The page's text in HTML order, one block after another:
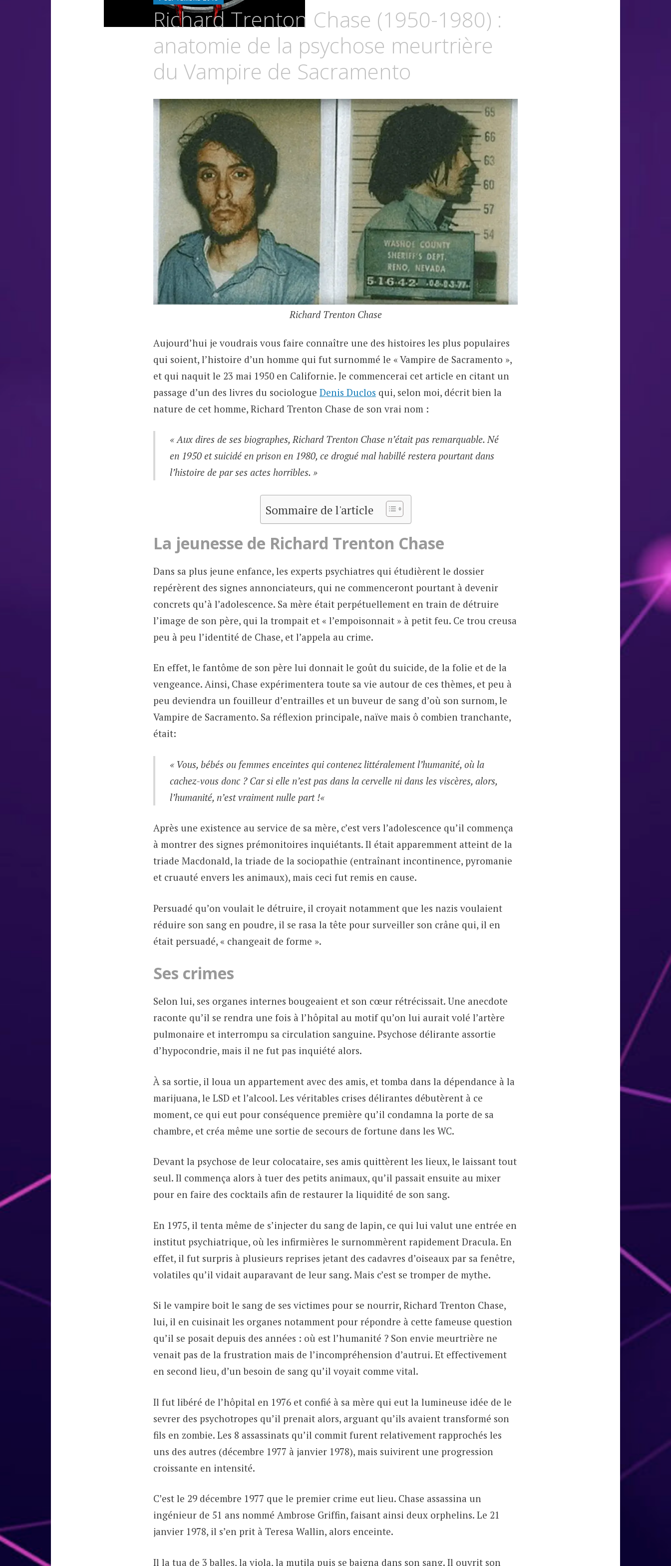
LUZ
OSCURIA
Richard Trenton Chase (1950-1980) :
anatomie de la psychose meurtrière
du Vampire de Sacramento
Richard Trenton Chase
Aujourd’hui je voudrais vous faire connaître une des histoires les plus populaires
qui soient, l’histoire d’un homme qui fut surnommé le « Vampire de Sacramento »,
et qui naquit le 23 mai 1950 en Californie. Je commencerai cet article en citant un
passage d’un des livres du sociologue Denis Duclos qui, selon moi, décrit bien la
nature de cet homme, Richard Trenton Chase de son vrai nom :
« Aux dires de ses biographes, Richard Trenton Chase n’était pas remarquable. Né
en 1950 et suicidé en prison en 1980, ce drogué mal habillé restera pourtant dans
l’histoire de par ses actes horribles. »
Sommaire de l'article
La jeunesse de Richard Trenton Chase
Dans sa plus jeune enfance, les experts psychiatres qui étudièrent le dossier
repérèrent des signes annonciateurs, qui ne commenceront pourtant à devenir
concrets qu’à l’adolescence. Sa mère était perpétuellement en train de détruire
l’image de son père, qui la trompait et « l’empoisonnait » à petit feu. Ce trou creusa
peu à peu l’identité de Chase, et l’appela au crime.
En effet, le fantôme de son père lui donnait le goût du suicide, de la folie et de la
vengeance. Ainsi, Chase expérimentera toute sa vie autour de ces thèmes, et peu à
peu deviendra un fouilleur d’entrailles et un buveur de sang d’où son surnom, le
Vampire de Sacramento. Sa réflexion principale, naïve mais ô combien tranchante,
était:
« Vous, bébés ou femmes enceintes qui contenez littéralement l’humanité, où la
cachez-vous donc ? Car si elle n’est pas dans la cervelle ni dans les viscères, alors,
l’humanité, n’est vraiment nulle part !«
Après une existence au service de sa mère, c’est vers l’adolescence qu’il commença
à montrer des signes prémonitoires inquiétants. Il était apparemment atteint de la
triade Macdonald, la triade de la sociopathie (entraînant incontinence, pyromanie
et cruauté envers les animaux), mais ceci fut remis en cause.
Persuadé qu’on voulait le détruire, il croyait notamment que les nazis voulaient
réduire son sang en poudre, il se rasa la tête pour surveiller son crâne qui, il en
était persuadé, « changeait de forme ».
Ses crimes
Selon lui, ses organes internes bougeaient et son cœur rétrécissait. Une anecdote
raconte qu’il se rendra une fois à l’hôpital au motif qu’on lui aurait volé l’artère
pulmonaire et interrompu sa circulation sanguine. Psychose délirante assortie
d’hypocondrie, mais il ne fut pas inquiété alors.
À sa sortie, il loua un appartement avec des amis, et tomba dans la dépendance à la
marijuana, le LSD et l’alcool. Les véritables crises délirantes débutèrent à ce
moment, ce qui eut pour conséquence première qu’il condamna la porte de sa
chambre, et créa même une sortie de secours de fortune dans les WC.
Devant la psychose de leur colocataire, ses amis quittèrent les lieux, le laissant tout
seul. Il commença alors à tuer des petits animaux, qu’il passait ensuite au mixer
pour en faire des cocktails afin de restaurer la liquidité de son sang.
En 1975, il tenta même de s’injecter du sang de lapin, ce qui lui valut une entrée en
institut psychiatrique, où les infirmières le surnommèrent rapidement Dracula. En
effet, il fut surpris à plusieurs reprises jetant des cadavres d’oiseaux par sa fenêtre,
volatiles qu’il vidait auparavant de leur sang. Mais c’est se tromper de mythe.
Si le vampire boit le sang de ses victimes pour se nourrir, Richard Trenton Chase,
lui, il en cuisinait les organes notamment pour répondre à cette fameuse question
qu’il se posait depuis des années : où est l’humanité ? Son envie meurtrière ne
venait pas de la frustration mais de l’incompréhension d’autrui. Et effectivement
en second lieu, d’un besoin de sang qu’il voyait comme vital.
Il fut libéré de l’hôpital en 1976 et confié à sa mère qui eut la lumineuse idée de le
sevrer des psychotropes qu’il prenait alors, arguant qu’ils avaient transformé son
fils en zombie. Les 8 assassinats qu’il commit furent relativement rapprochés les
uns des autres (décembre 1977 à janvier 1978), mais suivirent une progression
croissante en intensité.
C’est le 29 décembre 1977 que le premier crime eut lieu. Chase assassina un
ingénieur de 51 ans nommé Ambrose Griffin, faisant ainsi deux orphelins. Le 21
janvier 1978, il s’en prit à Teresa Wallin, alors enceinte.
Il la tua de 3 balles, la viola, la mutila puis se baigna dans son sang. Il ouvrit son